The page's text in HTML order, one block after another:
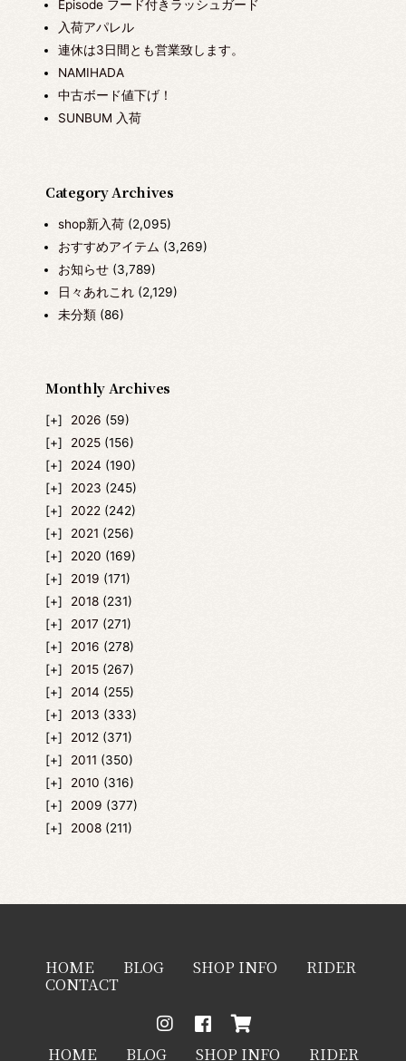
Episode フード付きラッシュガード
入荷アパレル
連休は3日間とも営業致します。
NAMIHADA
中古ボード値下げ！
SUNBUM 入荷
Category Archives
shop新入荷(2,095)
おすすめアイテム (3,269)
お知らせ(3,789)
日々あれこれ(2,129)
未分類(86)
Monthly Archives
2026 (59)
2025 (156)
2024 (190)
2023 (245)
2022 (242)
2021 (256)
2020 (169)
2019 (171)
2018 (231)
2017 (271)
2016 (278)
2015 (267)
2014 (255)
2013 (333)
2012 (371)
2011 (350)
2010 (316)
2009 (377)
2008 (211)
HOME BLOG SHOP INFO RIDER
CONTACT
HOME BLOG SHOP INFO RIDER